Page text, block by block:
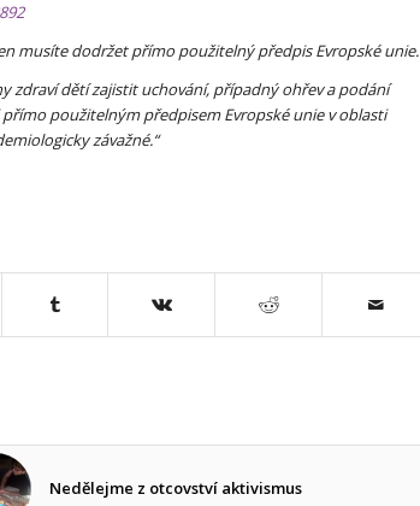
musíte dodržet přímo použitelný předpis Evropské unie.
zdraví dětí zajistit uchování, případný ohřev a podání
použitelným předpisem Evropské unie v oblasti
závažné.“
Nedělejme z otcovství aktivismus